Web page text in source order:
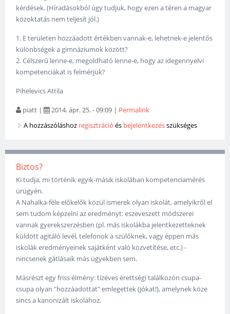
kérdések. (Híradásokból úgy tudjuk, hogy ezen a téren a magyar
közoktatás nem teljesít jól.)
1. E területen hozzáadott értékben vannak-e, lehetnek-e jelentős
különbségek a gimnáziumok között?
2. Célszerű lenne-e, megoldható lenne-e, hogy az idegennyelvi
kompetenciákat is felmérjük?
Pihelevics Attila
piatt | 2014. ápr. 25. - 09:09 | Permalink
A hozzászóláshoz regisztráció és bejelentkezésszükséges
Biztos?
Ki tudja, mi történik egyik-másik iskolában kompetenciamérés
ürügyén.
A Nahalka-féle előkelők közül ismerek olyan iskolát, amelyikről el
sem tudom képzelni az eredményt: eszeveszett módszerei
vannak gyerekszerzésben (pl. más iskolákba jelentkezetteknek
küldött agitáló levél, telefonok a szülőknek, vagy éppen más
iskolák eredményeinek sajátként való közvetítése, etc.) -
nincsenek gátlásaik más ügyekben sem.
Másrészt egy friss élmény: tízéves érettségi találkozón csupa-
csupa olyan "hozzáadottat" emlegettek (jókat!), amelynek köze
sincs a kanonizált iskolához.